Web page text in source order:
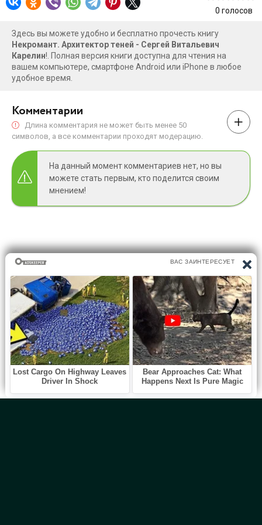
0 голосов
Здесь вы можете удобно и бесплатно прочесть книгу
Некромант. Архитектор теней - Сергей Витальевич
Карелин!. Полная версия книги доступна для чтения на
вашем компьютере, смартфоне Android или iPhone в любое
удобное время.
Комментарии
Длина комментария не может быть менее 50
символов, а все комментарии проходят модерацию.
На данный момент комментариев нет, но вы
можете стать первым, кто поделится своим
мнением!